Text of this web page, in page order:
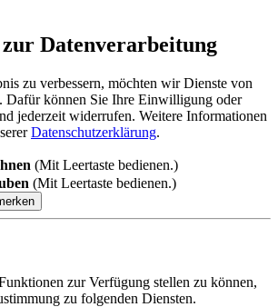
Datenverarbeitung
zu verbessern, möchten wir Dienste von
Dafür können Sie Ihre Einwilligung oder
jederzeit widerrufen. Weitere Informationen
Datenschutzerklärung.
(Mit Leertaste bedienen.)
(Mit Leertaste bedienen.)
zur Verfügung stellen zu können,
zu folgenden Diensten.